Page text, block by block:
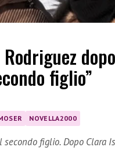
figlio”
NOVELLA2000
secondo figlio. Dopo Clara